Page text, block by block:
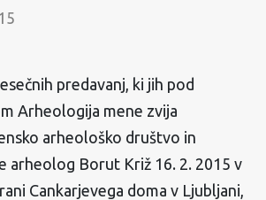
predavanj, ki jih pod
Arheologija mene zvija
arheološko društvo in
arheolog Borut Križ 16. 2. 2015 v
Cankarjevega doma v Ljubljani,